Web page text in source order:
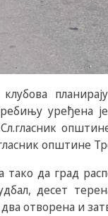
општине
тако да град
десет
отворена и